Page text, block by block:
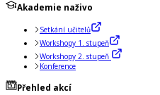
Akademie naživo
Setkání učitelů
Workshopy 1. stupeň
Workshopy 2. stupeň
Konference
Přehled akcí